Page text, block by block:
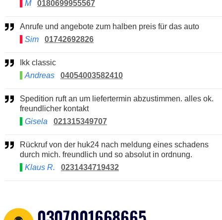
M
0180699955567
Anrufe und angebote zum halben preis für das auto
Sim
01742692826
Ikk classic
Andreas
04054003582410
Spedition ruft an um liefertermin abzustimmen. alles ok.
freundlicher kontakt
Gisela
021315349707
Rückruf von der huk24 nach meldung eines schadens
durch mich. freundlich und so absolut in ordnung.
Klaus R.
0231434719432